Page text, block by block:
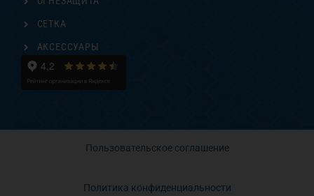
СЕТКА
АКСЕССУАРЫ
Пользовательское соглашение
Политика конфиденциальности